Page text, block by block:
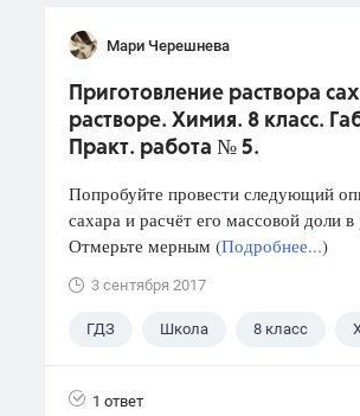
Мари Черешнева
Приготовление раствора
растворе. Химия. 8 класс.
Практ. работа № 5.
Попробуйте провести следующий
сахара и расчёт его массовой доли в
Отмерьте мерным (Подробнее...)
3 сентября 2017
ГДЗ Школа 8 класс
1 ответ